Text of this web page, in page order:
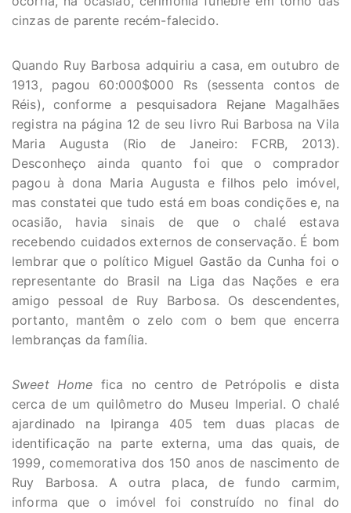
cinzas de parente recém-falecido.
Quando Ruy Barbosa adquiriu a casa, em outubro de
1913, pagou 60:000$000 Rs (sessenta contos de
Réis), conforme a pesquisadora Rejane Magalhães
registra na página 12 de seu livro Rui Barbosa na Vila
Maria Augusta (Rio de Janeiro: FCRB, 2013).
Desconheço ainda quanto foi que o comprador
pagou à dona Maria Augusta e filhos pelo imóvel,
mas constatei que tudo está em boas condições e, na
ocasião, havia sinais de que o chalé estava
recebendo cuidados externos de conservação. É bom
lembrar que o político Miguel Gastão da Cunha foi o
representante do Brasil na Liga das Nações e era
amigo pessoal de Ruy Barbosa. Os descendentes,
portanto, mantêm o zelo com o bem que encerra
lembranças da família.
Sweet Home fica no centro de Petrópolis e dista
cerca de um quilômetro do Museu Imperial. O chalé
ajardinado na Ipiranga 405 tem duas placas de
identificação na parte externa, uma das quais, de
1999, comemorativa dos 150 anos de nascimento de
Ruy Barbosa. A outra placa, de fundo carmim,
informa que o imóvel foi construído no final do